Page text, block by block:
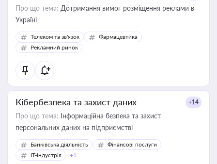
Про що тема: Дотримання вимог розміщення реклами в
Україні
Телеком та зв'язок
Фармацевтика
Рекламний ринок
Кібербезпека та захист даних +14
Про що тема: Інформаційна безпека та захист
персональних даних на підприємстві
Банківська діяльність
Фінансові послуги
IT-індустрія
+1